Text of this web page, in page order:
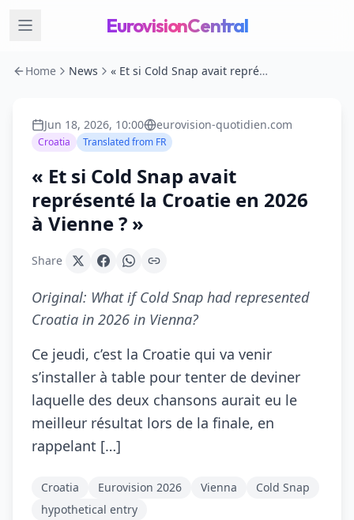
EurovisionCentral
Home News « Et si Cold Snap avait représenté la Croatie en 2026 à Vienne ? »
Jun 18, 2026, 10:00 eurovision-quotidien.com
Croatia Translated from FR
« Et si Cold Snap avait
représenté la Croatie en 2026
à Vienne ? »
Share
Original: What if Cold Snap had represented
Croatia in 2026 in Vienna?
Ce jeudi, c’est la Croatie qui va venir
s’installer à table pour tenter de deviner
laquelle des deux chansons aurait eu le
meilleur résultat lors de la finale, en
rappelant […]
Croatia Eurovision 2026 Vienna
Cold Snap
hypothetical entry